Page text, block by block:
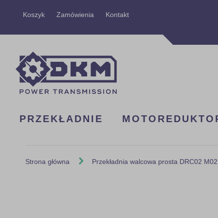
Koszyk Zamówienia KontaktPrzejdź
PRZEKŁADNIE
Strona główna Przekładnia walcowa prosta DRC02